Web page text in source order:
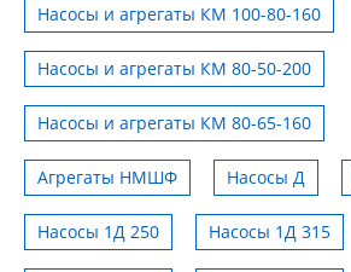
Насосы и агрегаты КМ 100-80-160
Насосы и агрегаты КМ 80-50-200
Насосы и агрегаты КМ 80-65-160
Агрегаты НМШФ Насосы Д
Насосы 1Д 250 Насосы 1Д 315